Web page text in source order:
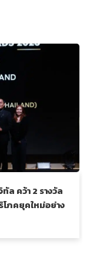
ล คว้า 2 รางวัล
ภคยุคใหม่อย่าง